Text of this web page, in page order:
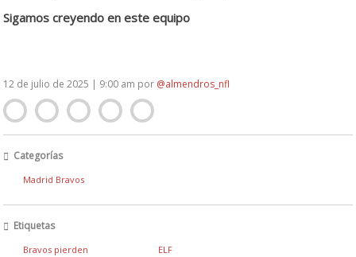
Sigamos creyendo en este equipo
12 de julio de 2025 | 9:00 am por @almendros_nfl
Categorías
Madrid Bravos
Etiquetas
Bravos pierden ELF